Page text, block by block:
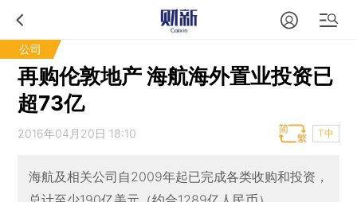
公司
再购伦敦地产 海航海外置业投资已
超73亿
2016年04月20日 18:10 T中
海航及相关公司自2009年起已完成各类收购和投资，